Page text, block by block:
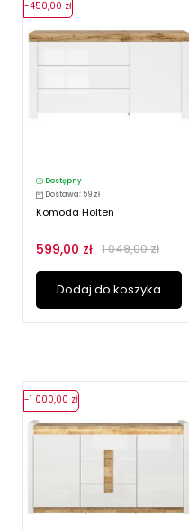
Dostępny
Dostawa: 59 zł
Komoda Holten
599,00 zł 1 049,00 zł
Dodaj do koszyka
-450,00 zł
-1 000,00 zł